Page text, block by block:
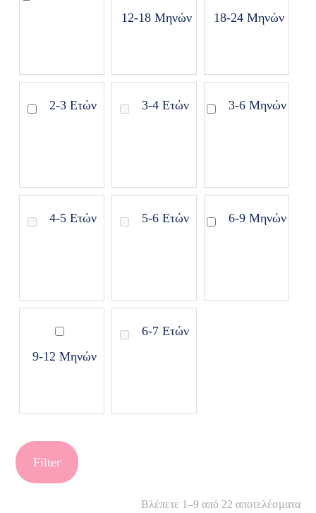
Βλέπετε 1–9 από 22 αποτελέσματα
12-18 Μηνών
18-24 Μηνών
2-3 Ετών 3-4 Ετών 3-6 Μηνών
4-5 Ετών 5-6 Ετών 6-9 Μηνών
9-12 Μηνών
6-7 Ετών
Filter